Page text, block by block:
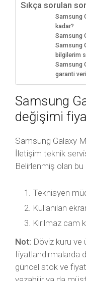
Sıkça sorulan
Samsung
kadar?
Samsung
Samsung
bilgilerim
Samsung
garanti
Samsung
değişimi
Samsung Galaxy
İletişim teknik
Belirlenmiş olan
Teknisyen
Kullanılan
Kırılmaz cam
Not: Döviz kuru ve
fiyatlandırmalarda
güncel stok ve